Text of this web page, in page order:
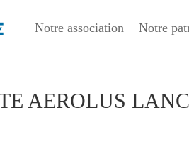
Notre association Notre
AEROLUS